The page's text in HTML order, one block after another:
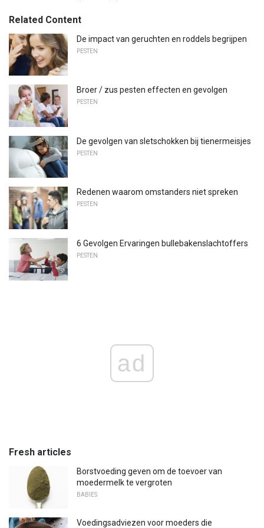
Related Content
De impact van geruchten en roddels begrijpen
PESTEN
Broer / zus pesten effecten en gevolgen
PESTEN
De gevolgen van sletschokken bij tienermeisjes
PESTEN
Redenen waarom omstanders niet spreken
PESTEN
6 Gevolgen Ervaringen bullebakenslachtoffers
PESTEN
ad
Fresh articles
Borstvoeding geven om de toevoer van
moedermelk te vergroten
BABIES
Voedingsadviezen voor moeders die